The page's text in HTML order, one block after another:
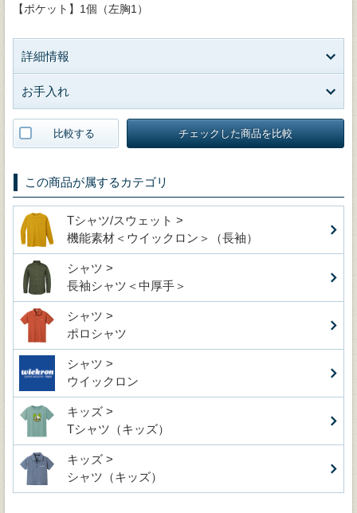
【ポケット】1個（左胸1）
詳細情報
お手入れ
比較する チェックした商品を比較
この商品が属するカテゴリ
Tシャツ/スウェット >
機能素材＜ウイックロン＞（長袖）
シャツ >
長袖シャツ＜中厚手＞
シャツ >
ポロシャツ
シャツ >
ウイックロン
キッズ >
Tシャツ（キッズ）
キッズ >
シャツ（キッズ）